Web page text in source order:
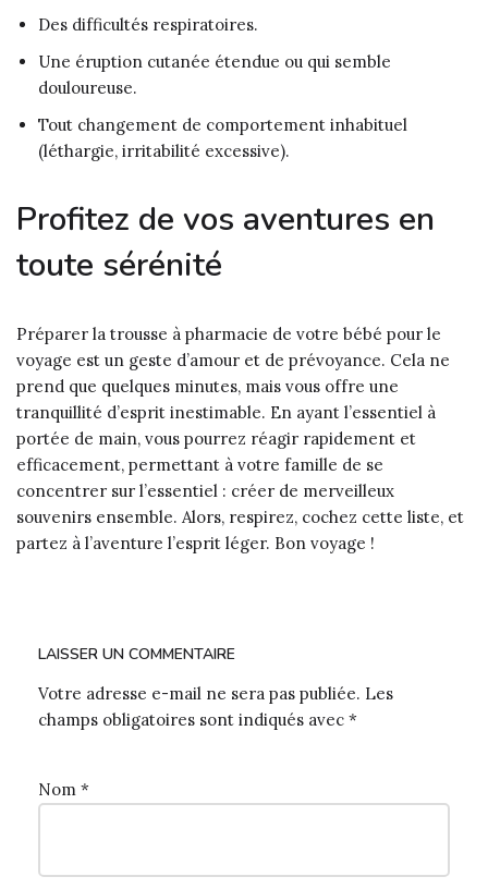
Des difficultés respiratoires.
Une éruption cutanée étendue ou qui semble
douloureuse.
Tout changement de comportement inhabituel
(léthargie, irritabilité excessive).
Profitez de vos aventures en
toute sérénité
Préparer la trousse à pharmacie de votre bébé pour le
voyage est un geste d’amour et de prévoyance. Cela ne
prend que quelques minutes, mais vous offre une
tranquillité d’esprit inestimable. En ayant l’essentiel à
portée de main, vous pourrez réagir rapidement et
efficacement, permettant à votre famille de se
concentrer sur l’essentiel : créer de merveilleux
souvenirs ensemble. Alors, respirez, cochez cette liste, et
partez à l’aventure l’esprit léger. Bon voyage !
LAISSER UN COMMENTAIRE
Votre adresse e-mail ne sera pas publiée. Les
champs obligatoires sont indiqués avec *
Nom *